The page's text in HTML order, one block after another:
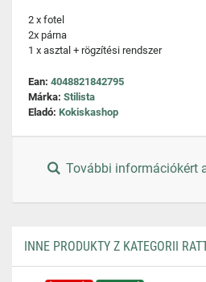
2 x fotel
2x párna
1 x asztal + rögzítési rendszer
Ean: 4048821842795
Márka: Stilista
Eladó: Kokiskashop
További információkért
INNE PRODUKTY Z KATEGORII